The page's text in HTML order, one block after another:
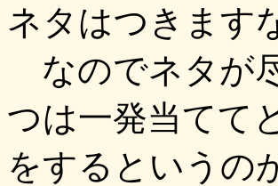
ネタはつきます
なのでネタが
つは一発当てて
をするというの